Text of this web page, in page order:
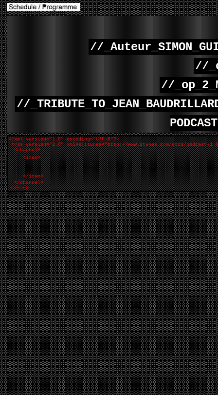
//
//
//
//
<?xml version="1.0" encoding="UTF-8"?>
<rss version="2.0" xmlns:itunes="http://www.itunes.com/dtds/podcast-
<channel>
<item>
</item>
</channel>
</rss>